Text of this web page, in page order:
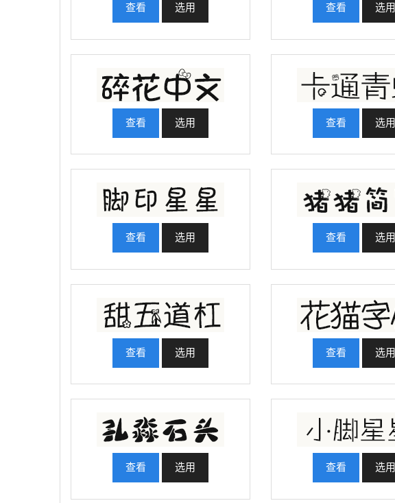
查看 选用 查看 选用
查看 选用 查看 选用
查看 选用 查看 选用
查看 选用 查看 选用
查看 选用 查看 选用